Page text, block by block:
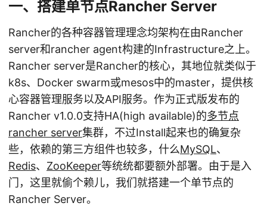
一、搭建单节点Rancher Server
Rancher的各种容器管理理念均架构在由Rancher
server和rancher agent构建的Infrastructure之上。
Rancher server是Rancher的核心，其地位就类似于
k8s、Docker swarm或mesos中的master，提供核
心容器管理服务以及API服务。作为正式版发布的
Rancher v1.0.0支持HA(high available)的多节点
rancher server集群，不过Install起来也的确复杂
些，依赖的第三方组件也较多，什么MySQL、
Redis、 ZooKeeper等统统都要额外部署。由于是入
门，这里就偷个赖儿，我们就搭建一个单节点的
Rancher Server。